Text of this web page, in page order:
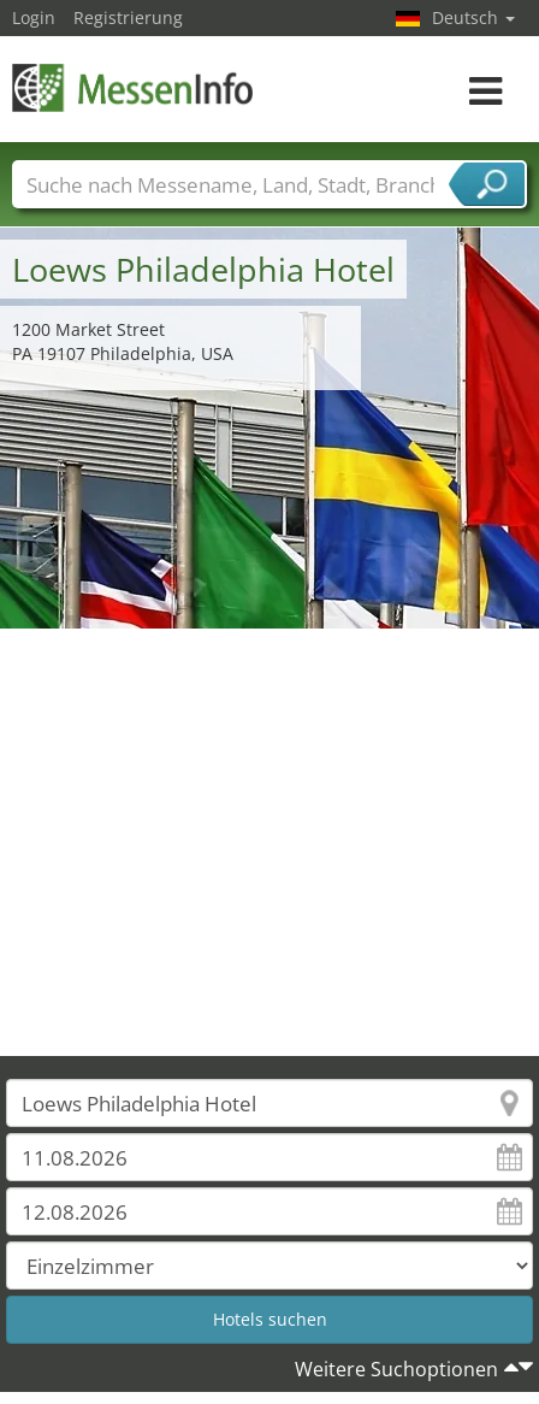
Loews Philadelphia Hotel
1200 Market Street
PA 19107 Philadelphia, USA
Weitere Suchoptionen
Login Registrierung Deutsch
Toggle
Messenamen Länder Städte
Branchen
Dienstleisterbranchen